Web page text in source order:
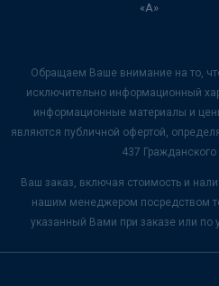
«А»
Обращаем Ваше внимание на то,
исключительно информационный
информационные материалы и
являются публичной офертой,
437
Ваш заказ, включая стоимость и
нашим менеджером посредством
указанный Вами при заказе или по